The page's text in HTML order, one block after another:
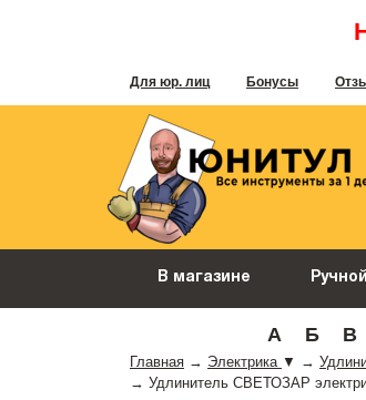
Для юр. лиц Бонусы
В магазине Ручной
А Б В
Главная → Электрика ▼ →
→ Удлинитель СВЕТОЗАР